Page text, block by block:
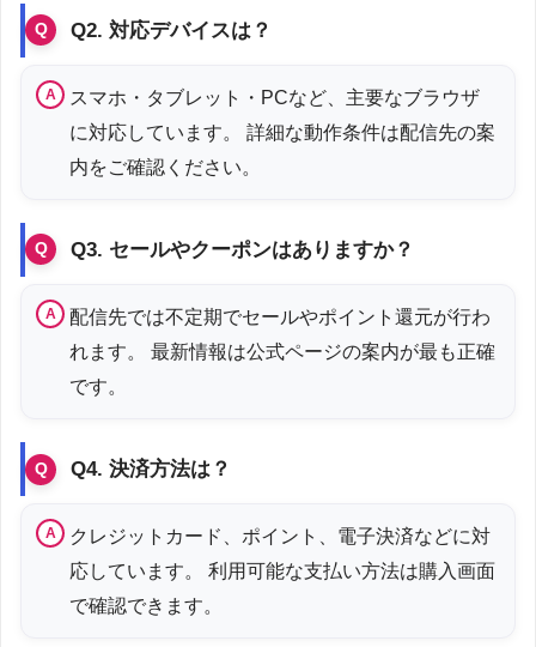
Q2. 対応デバイスは？
スマホ・タブレット・PCなど、主要なブラウザ
に対応しています。 詳細な動作条件は配信先の案
内をご確認ください。
Q3. セールやクーポンはありますか？
配信先では不定期でセールやポイント還元が行わ
れます。 最新情報は公式ページの案内が最も正確
です。
Q4. 決済方法は？
クレジットカード、ポイント、電子決済などに対
応しています。 利用可能な支払い方法は購入画面
で確認できます。